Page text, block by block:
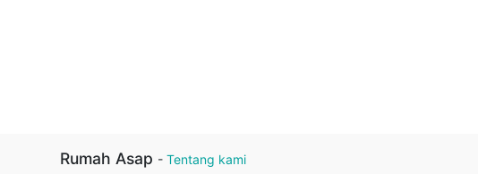
Rumah Asap - Tentang kami